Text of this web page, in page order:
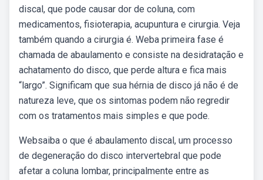
discal, que pode causar dor de coluna, com
medicamentos, fisioterapia, acupuntura e cirurgia. Veja
também quando a cirurgia é. Weba primeira fase é
chamada de abaulamento e consiste na desidratação e
achatamento do disco, que perde altura e fica mais
“largo”. Significam que sua hérnia de disco já não é de
natureza leve, que os sintomas podem não regredir
com os tratamentos mais simples e que pode.
Websaiba o que é abaulamento discal, um processo
de degeneração do disco intervertebral que pode
afetar a coluna lombar, principalmente entre as